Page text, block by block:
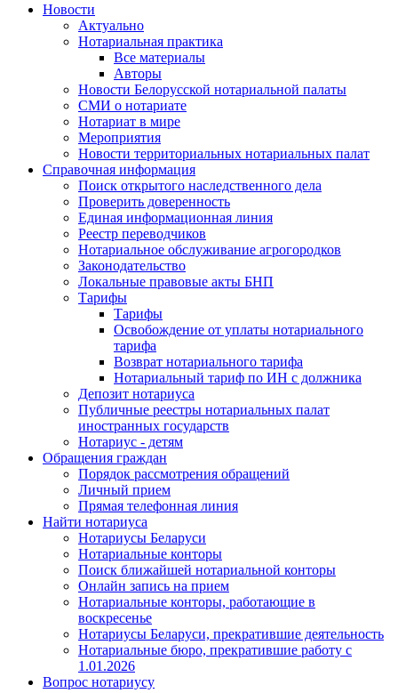
Новости
Актуально
Нотариальная практика
Все материалы
Авторы
Новости Белорусской нотариальной палаты
СМИ о нотариате
Нотариат в мире
Мероприятия
Новости территориальных нотариальных палат
Справочная информация
Поиск открытого наследственного дела
Проверить доверенность
Единая информационная линия
Реестр переводчиков
Нотариальное обслуживание агрогородков
Законодательство
Локальные правовые акты БНП
Тарифы
Тарифы
Освобождение от уплаты нотариального
тарифа
Возврат нотариального тарифа
Нотариальный тариф по ИН с должника
Депозит нотариуса
Публичные реестры нотариальных палат
иностранных государств
Нотариус - детям
Обращения граждан
Порядок рассмотрения обращений
Личный прием
Прямая телефонная линия
Найти нотариуса
Нотариусы Беларуси
Нотариальные конторы
Поиск ближайшей нотариальной конторы
Онлайн запись на прием
Нотариальные конторы, работающие в
воскресенье
Нотариусы Беларуси, прекратившие деятельность
Нотариальные бюро, прекратившие работу с
1.01.2026
Вопрос нотариусу